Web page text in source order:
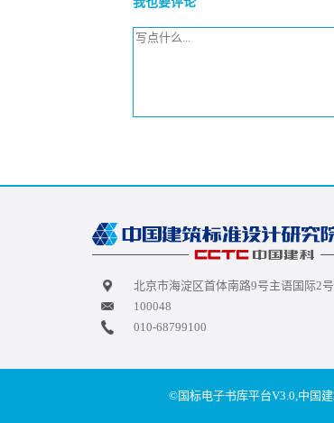
北京市海淀区首体南路9号主语国际2
100048
010-68799100
©国标电子书库平台V3.0,中国